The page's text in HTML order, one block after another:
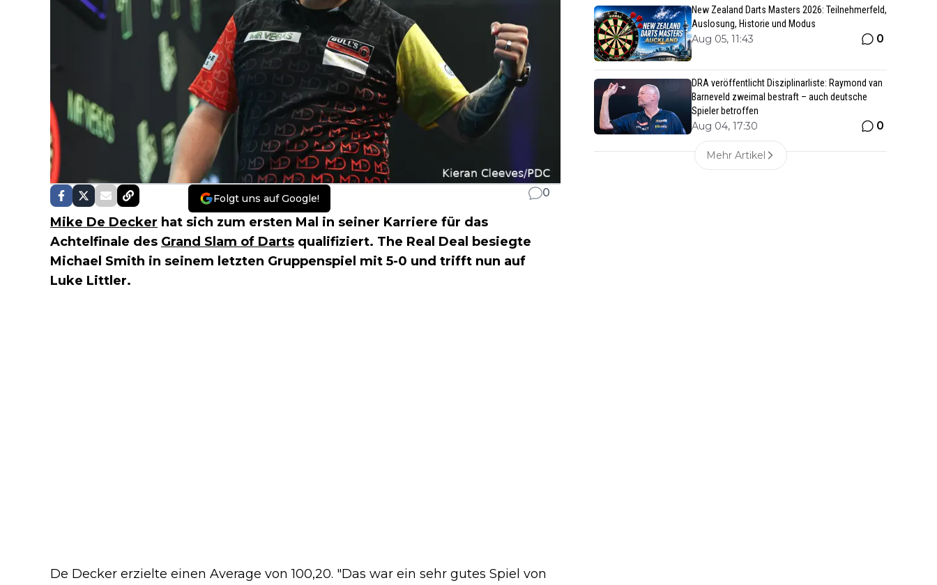
Folgt uns auf Google! 0
Mike De Decker hat sich zum ersten Mal in seiner Karriere für das
Achtelfinale des Grand Slam of Darts qualifiziert. The Real Deal besiegte
Michael Smith in seinem letzten Gruppenspiel mit 5-0 und trifft nun auf
Luke Littler.
De Decker erzielte einen Average von 100,20. "Das war ein sehr gutes Spiel von
New Zealand Darts Masters 2026: Teilnehmerfeld,
Auslosung, Historie und Modus
Aug 05, 11:43 0
DRA veröffentlicht Disziplinarliste: Raymond van
Barneveld zweimal bestraft – auch deutsche
Spieler betroffen
Aug 04, 17:30 0
Mehr Artikel